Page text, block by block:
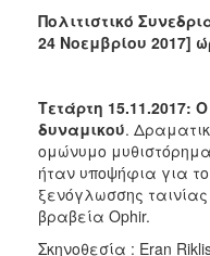
Πολιτιστικό
24 Νοεμβρίου 2017]
Τετάρτη 15.11.2017:
δυναμικού.
ομώνυμο
ήταν υποψήφια για
ξενόγλωσσης ταινίας
βραβεία Ophir.
Σκηνοθεσία : Eran